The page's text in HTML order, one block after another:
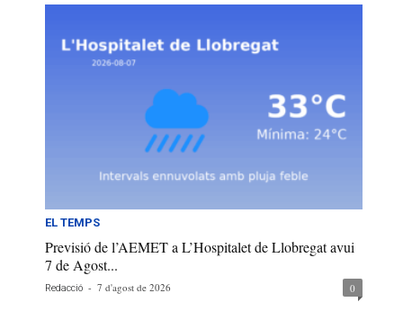
EL TEMPS
Previsió de l’AEMET a L’Hospitalet de Llobregat avui
7 de Agost...
Redacció - 7 d'agost de 2026 0